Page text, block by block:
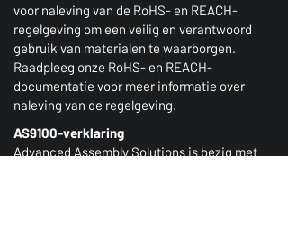
voor naleving van de RoHS- en REACH-
regelgeving om een veilig en verantwoord
gebruik van materialen te waarborgen.
Raadpleeg onze RoHS- en REACH-
documentatie voor meer informatie over
naleving van de regelgeving.
AS9100-verklaring
Advanced Assembly Solutions is bezig met